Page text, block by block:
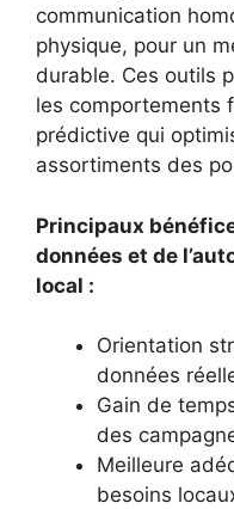
communication
physique, pour un
durable. Ces outils
les comportements
prédictive qui
assortiments des
Principaux
données et de
local :
Orientation
données
Gain de
des
Meilleure
besoins